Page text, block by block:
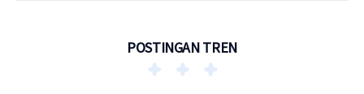
POSTINGAN TREN